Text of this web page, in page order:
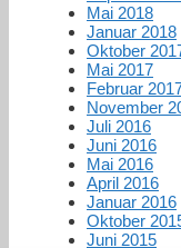
Mai 2018
Januar 2018
Oktober
Mai 2017
Februar
November
Juli 2016
Juni 2016
Mai 2016
April 2016
Januar 2016
Oktober
Juni 2015